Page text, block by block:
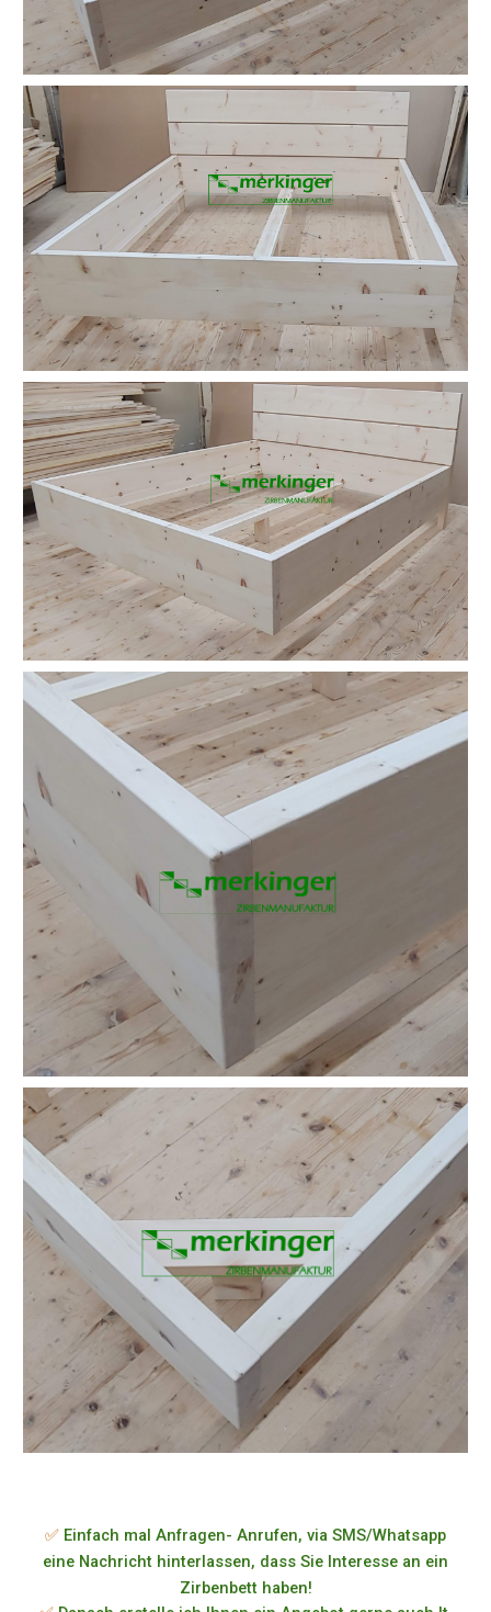
✅ Einfach mal Anfragen- Anrufen, via SMS/Whatsapp
eine Nachricht hinterlassen, dass Sie Interesse an ein
Zirbenbett haben!